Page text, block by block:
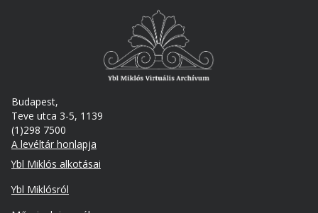
Budapest,
Teve utca 3-5, 1139
(1)298 7500
A levéltár honlapja
Footer
Ybl Miklós alkotásai
Ybl Miklósról